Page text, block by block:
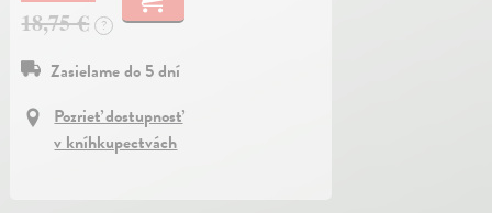
18,75 €
?
Zasielame do 5 dní
Pozrieť dostupnosť
v kníhkupectvách